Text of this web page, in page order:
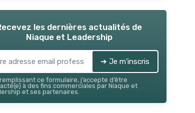
Voir l'offre
les dernières actualités de
Niaque et Leadership
➔ Je m'inscris
ce formulaire, j’accepte d’être
à des fins commerciales par Niaque et
et ses partenaires.